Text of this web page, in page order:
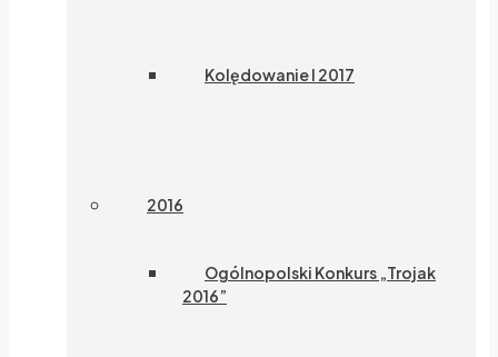
Kolędowanie I 2017
2016
Ogólnopolski Konkurs „Trojak
2016”